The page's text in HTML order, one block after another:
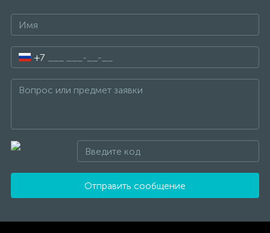
+7
Отправить сообщение